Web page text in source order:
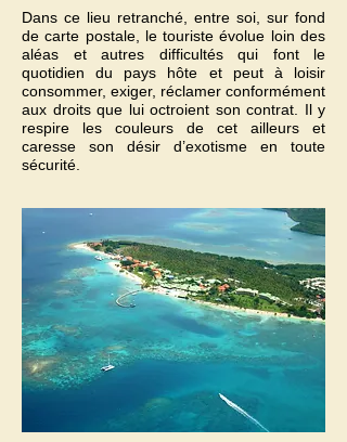
Dans ce lieu retranché, entre soi, sur fond
de carte postale, le touriste évolue loin des
aléas et autres difficultés qui font le
quotidien du pays hôte et peut à loisir
consommer, exiger, réclamer conformément
aux droits que lui octroient son contrat. Il y
respire les couleurs de cet ailleurs et
caresse son désir d’exotisme en toute
sécurité.